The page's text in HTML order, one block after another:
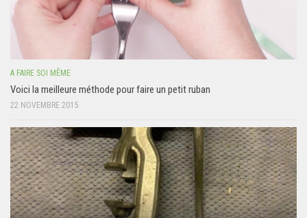
A FAIRE SOI MÊME
Voici la meilleure méthode pour faire un petit ruban
22 NOVEMBRE 2015